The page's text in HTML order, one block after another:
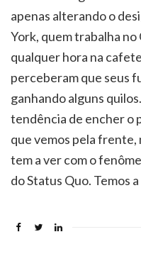
apenas alterando o
York, quem trabalha
qualquer hora na
perceberam que seus
ganhando alguns
tendência de encher o
que vemos pela
tem a ver com o
do Status Quo. Temos